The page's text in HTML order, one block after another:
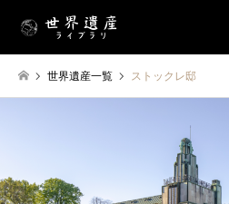
世界遺産一覧 ストックレ邸